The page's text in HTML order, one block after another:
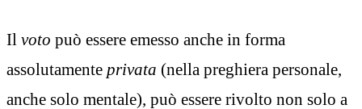
Il voto può essere emesso anche in forma
assolutamente privata (nella preghiera personale,
anche solo mentale), può essere rivolto non solo a